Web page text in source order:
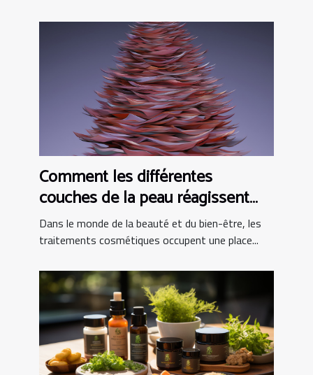
Comment les différentes
couches de la peau réagissent
aux traitements cosmétiques
Dans le monde de la beauté et du bien-être, les
traitements cosmétiques occupent une place...